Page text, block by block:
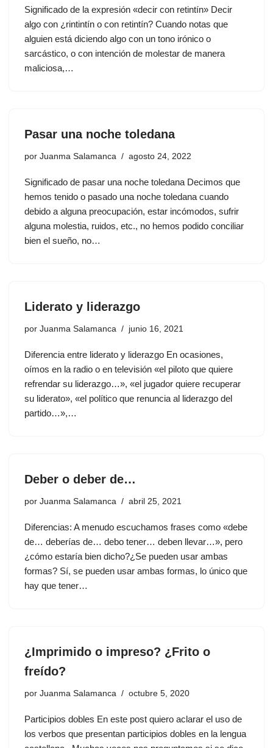
Significado de la expresión «decir con retintín» Decir
algo con ¿rintintín o con retintín? Cuando notas que
alguien está diciendo algo con un tono irónico o
sarcástico, o con intención de molestar de manera
maliciosa,…
Pasar una noche toledana
por Juanma Salamanca agosto 24, 2022
Significado de pasar una noche toledana Decimos que
hemos tenido o pasado una noche toledana cuando
debido a alguna preocupación, estar incómodos, sufrir
alguna molestia, ruidos, etc., no hemos podido conciliar
bien el sueño, no…
Liderato y liderazgo
por Juanma Salamanca junio 16, 2021
Diferencia entre liderato y liderazgo En ocasiones,
oímos en la radio o en televisión «el piloto que quiere
refrendar su liderazgo…», «el jugador quiere recuperar
su liderato», «el político que renuncia al liderazgo del
partido…»,…
Deber o deber de…
por Juanma Salamanca abril 25, 2021
Diferencias: A menudo escuchamos frases como «debe
de… deberías de… debo tener… deben llevar…», pero
¿cómo estaría bien dicho?¿Se pueden usar ambas
formas? Sí, se pueden usar ambas formas, lo único que
hay que tener…
¿Imprimido o impreso? ¿Frito o
freído?
por Juanma Salamanca octubre 5, 2020
Participios dobles En este post quiero aclarar el uso de
los verbos que presentan participios dobles en la lengua